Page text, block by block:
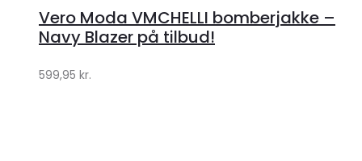
Klædeskabet.dk
Vero Moda VMCHELLI bomberjakke –
Navy Blazer på tilbud!
599,95 kr.